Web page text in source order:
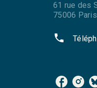
61 rue des
75006 Paris
phone